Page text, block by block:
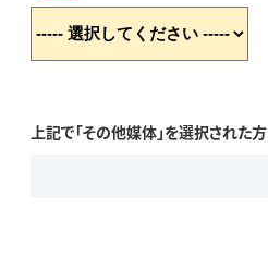
上記で「その他媒体」を選択された方